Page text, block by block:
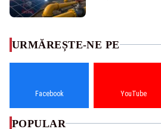
URMĂREȘTE-NE PE
Facebook YouTube
POPULAR